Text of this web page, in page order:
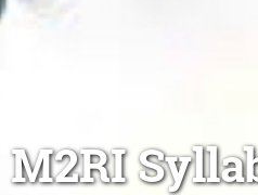
M2RI